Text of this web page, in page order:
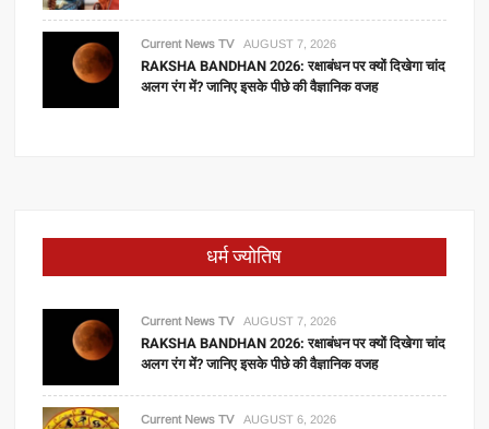
Current News TV AUGUST 7, 2026
RAKSHA BANDHAN 2026: रक्षाबंधन पर क्यों दिखेगा चांद
अलग रंग में? जानिए इसके पीछे की वैज्ञानिक वजह
धर्म ज्योतिष
Current News TV AUGUST 7, 2026
RAKSHA BANDHAN 2026: रक्षाबंधन पर क्यों दिखेगा चांद
अलग रंग में? जानिए इसके पीछे की वैज्ञानिक वजह
Current News TV AUGUST 6, 2026